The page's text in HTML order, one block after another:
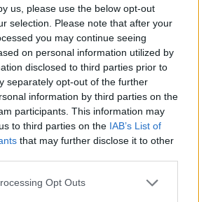
us, please use the below opt-out
selection. Please note that after your
you may continue seeing
on personal information utilized by
disclosed to third parties prior to
separately opt-out of the further
information by third parties on the
participants. This information may
to third parties on the IAB’s List of
that may further disclose it to other
Opt Outs
19.632